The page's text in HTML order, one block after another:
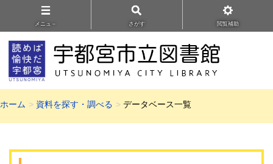
メニュ－ さがす 閲覧補助
ホーム 資料を探す・調べる データベース一覧